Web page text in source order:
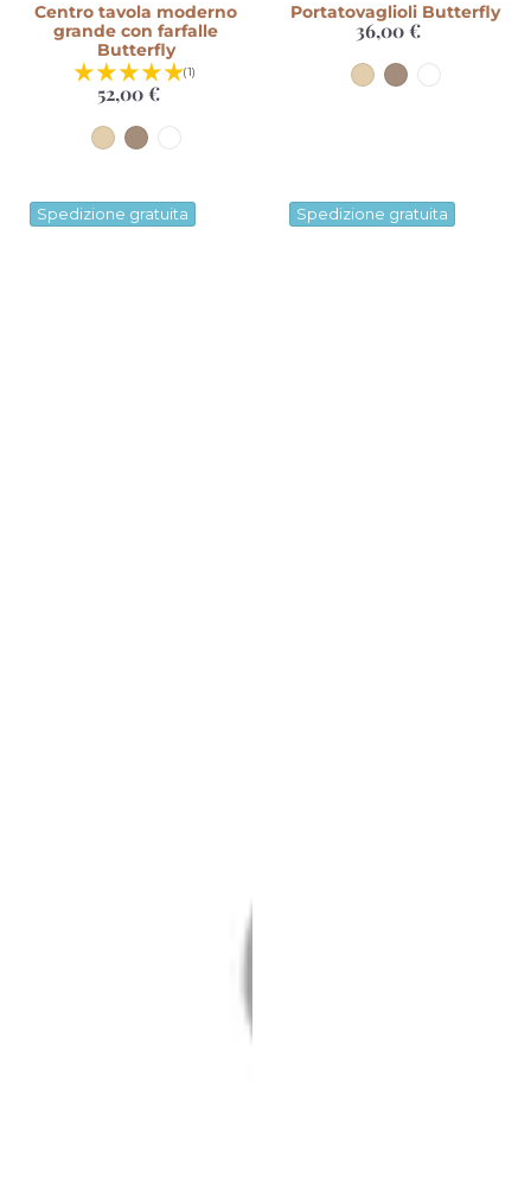
Centro tavola moderno
grande con farfalle
Butterfly
(1)
Prezzo
listino
52,00 €
Portatovaglioli Butterfly
Prezzo
listino
36,00 €
Spedizione gratuita Spedizione gratuita